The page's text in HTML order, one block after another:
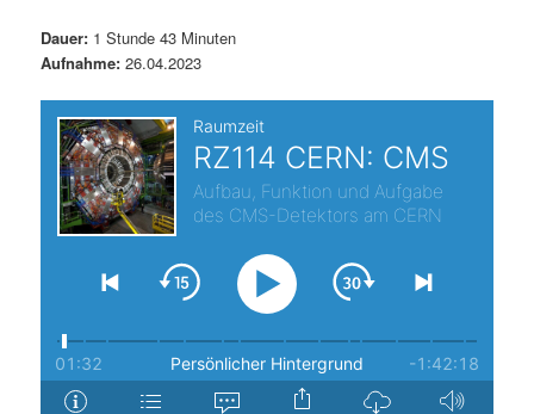
l
t
s
p
n
h
a
l
t
r
Dauer: 1 Stunde 43 Minuten
Aufnahme: 26.04.2023